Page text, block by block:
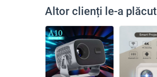
Altor clienți le-a plăcut